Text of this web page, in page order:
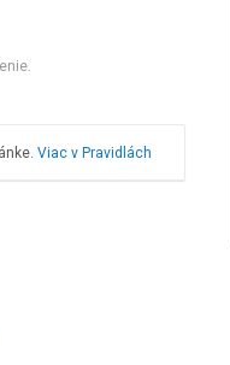
Viac v Pravidlách